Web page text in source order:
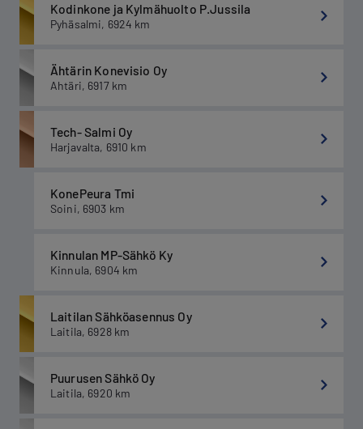
Kodinkone ja Kylmähuolto P.Jussila
Pyhäsalmi, 6924 km
Ähtärin Konevisio Oy
Ahtäri, 6917 km
Tech- Salmi Oy
Harjavalta, 6910 km
KonePeura Tmi
Soini, 6903 km
Kinnulan MP-Sähkö Ky
Kinnula, 6904 km
Laitilan Sähköasennus Oy
Laitila, 6928 km
Puurusen Sähkö Oy
Laitila, 6920 km